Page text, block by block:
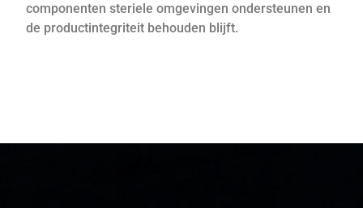
componenten steriele omgevingen ondersteunen en
de productintegriteit behouden blijft.